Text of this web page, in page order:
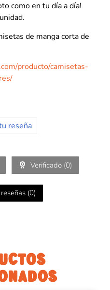
como en tu día a día!
de manga corta de
producto/camisetas-
reseña
Verificado (0)
(0)